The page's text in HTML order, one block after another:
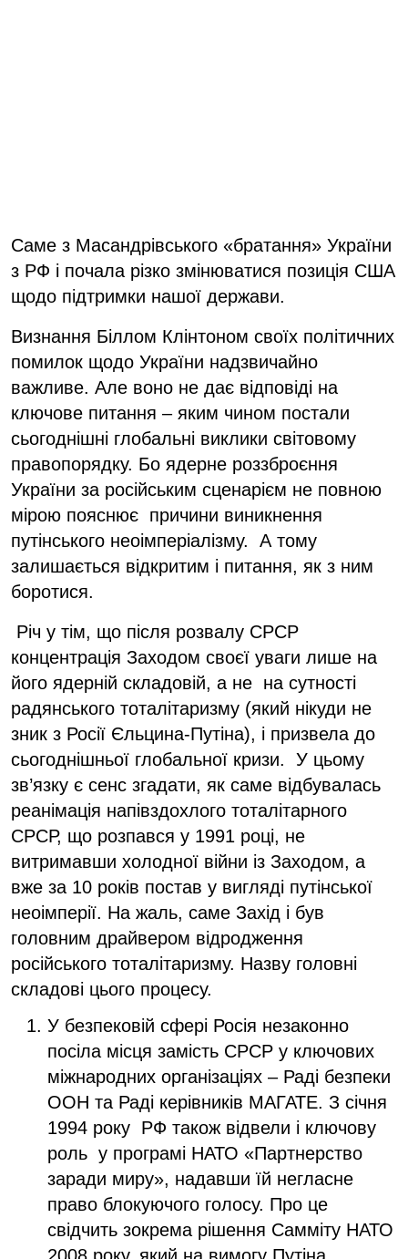
Саме з Масандрівського «братання» України
з РФ і почала різко змінюватися позиція США
щодо підтримки нашої держави.
Визнання Біллом Клінтоном своїх політичних
помилок щодо України надзвичайно
важливе. Але воно не дає відповіді на
ключове питання – яким чином постали
сьогоднішні глобальні виклики світовому
правопорядку. Бо ядерне роззброєння
України за російським сценарієм не повною
мірою пояснює причини виникнення
путінського неоімперіалізму. А тому
залишається відкритим і питання, як з ним
боротися.
Річ у тім, що після розвалу СРСР
концентрація Заходом своєї уваги лише на
його ядерній складовій, а не на сутності
радянського тоталітаризму (який нікуди не
зник з Росії Єльцина-Путіна), і призвела до
сьогоднішньої глобальної кризи. У цьому
зв’язку є сенс згадати, як саме відбувалась
реанімація напівздохлого тоталітарного
СРСР, що розпався у 1991 році, не
витримавши холодної війни із Заходом, а
вже за 10 років постав у вигляді путінської
неоімперії. На жаль, саме Захід і був
головним драйвером відродження
російського тоталітаризму. Назву головні
складові цього процесу.
У безпековій сфері Росія незаконно
посіла місця замість СРСР у ключових
міжнародних організаціях – Раді безпеки
ООН та Раді керівників МАГАТЕ. З січня
1994 року РФ також відвели і ключову
роль у програмі НАТО «Партнерство
заради миру», надавши їй негласне
право блокуючого голосу. Про це
свідчить зокрема рішення Самміту НАТО